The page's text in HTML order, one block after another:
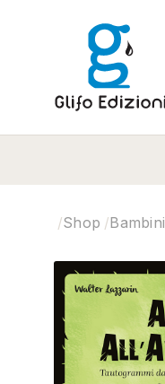
Shop Bambini